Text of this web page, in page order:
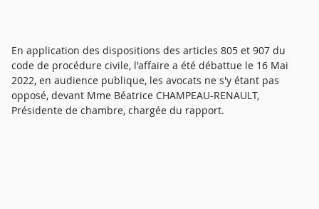
En application des dispositions des articles 805 et 907 du
code de procédure civile, l'affaire a été débattue le 16 Mai
2022, en audience publique, les avocats ne s'y étant pas
opposé, devant Mme Béatrice CHAMPEAU-RENAULT,
Présidente de chambre, chargée du rapport.